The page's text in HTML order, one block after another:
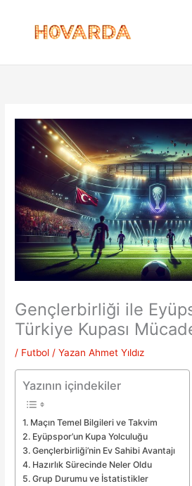
Gençlerbirliği ile
Türkiye Kupası
/ Futbol / Yazan Ahmet Yıldız
Yazının içindekiler
Maçın Temel Bilgileri ve Takvim
Eyüpspor’un Kupa Yolculuğu
Gençlerbirliği’nin Ev Sahibi Avantajı
Hazırlık Sürecinde Neler Oldu
Grup Durumu ve İstatistikler